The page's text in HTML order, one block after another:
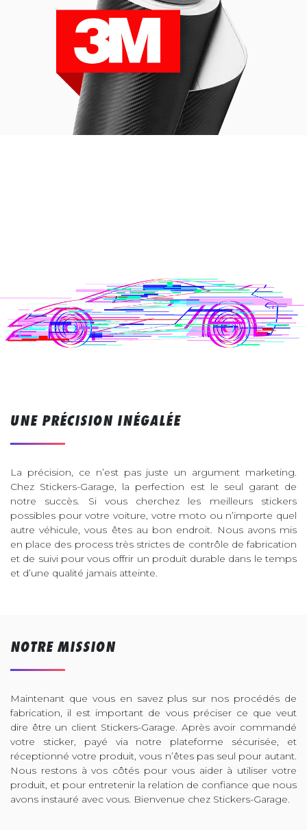
UNE PRÉCISION INÉGALÉE
La précision, ce n’est pas juste un argument marketing.
Chez Stickers-Garage, la perfection est le seul garant de
notre succès. Si vous cherchez les meilleurs stickers
possibles pour votre voiture, votre moto ou n’importe quel
autre véhicule, vous êtes au bon endroit. Nous avons mis
en place des process très strictes de contrôle de fabrication
et de suivi pour vous offrir un produit durable dans le temps
et d’une qualité jamais atteinte.
NOTRE MISSION
Maintenant que vous en savez plus sur nos procédés de
fabrication, il est important de vous préciser ce que veut
dire être un client Stickers-Garage. Après avoir commandé
votre sticker, payé via notre plateforme sécurisée, et
réceptionné votre produit, vous n’êtes pas seul pour autant.
Nous restons à vos côtés pour vous aider à utiliser votre
produit, et pour entretenir la relation de confiance que nous
avons instauré avec vous. Bienvenue chez Stickers-Garage.